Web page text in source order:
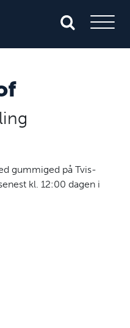
gummiged på Tvis-
kl. 12:00 dagen i